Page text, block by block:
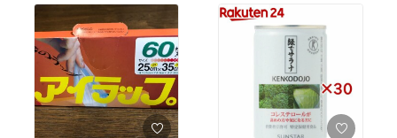
アイメイクに合わせて眉
もカラーコントロールす
ると素敵な印象になりま
すので、是非チャレンジ
してみて下さい♪
#オリジナル写真 #韓国コ
スメ
50種類の発酵成分やナイ
アシンアミドでしっとり
とした肌になり、ツヤの
ある肌に導きます！
クオリティは高いのにお
求めやすいので、無理せ
ず継続できるトナーで